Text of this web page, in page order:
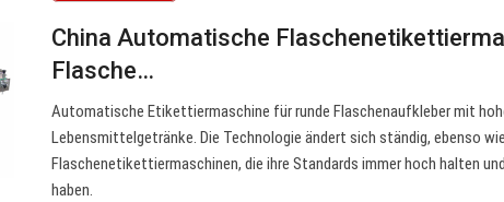
China Automatische
Flasche…
Automatische Etikettiermaschine für runde Flaschenaufkleber mit
Lebensmittelgetränke. Die Technologie ändert sich ständig, ebenso
Flaschenetikettiermaschinen, die ihre Standards immer hoch halten
haben.